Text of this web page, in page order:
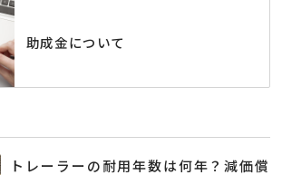
助成金について
トレーラーの耐用年数は何年？減価償